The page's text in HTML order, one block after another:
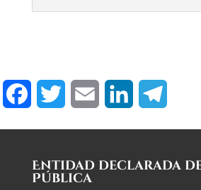
FacebookTwitter Email LinkedIn
Entidad declarada
Pública